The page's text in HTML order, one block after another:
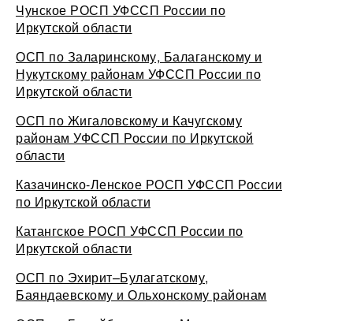
Чунское РОСП УФССП России по
Иркутской области
ОСП по Заларинскому, Балаганскому и
Нукутскому районам УФССП России по
Иркутской области
ОСП по Жигаловскому и Качугскому
районам УФССП России по Иркутской
области
Казачинско-Ленское РОСП УФССП России
по Иркутской области
Катангское РОСП УФССП России по
Иркутской области
ОСП по Эхирит–Булагатскому,
Баяндаевскому и Ольхонскому районам